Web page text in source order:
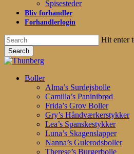
Spisesteder
Bliv forhandler
Forhandlerlogin
Hit enter
Search
Close
search
account
Menu
Boller
Alma’s Surdejsbolle
Camilla’s Paninibrød
Frida’s Grov Boller
Gry’s Håndværkerstykker
Lea’s Spanskestykker
Luna’s Skagenslapper
Nanna’s Gulerodsboller
Therese’s Burgerbolle